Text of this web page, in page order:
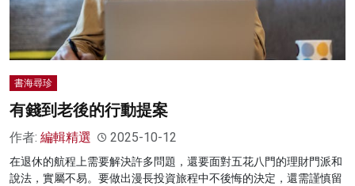
書海尋珍
有錢到老後的行動提案
作者: 編輯精選 2025-10-12
在退休的航程上需要解決許多問題，還要面對五花八門的理財門派和
說法，實屬不易。要做出漫長投資旅程中不後悔的決定，還需謹慎留